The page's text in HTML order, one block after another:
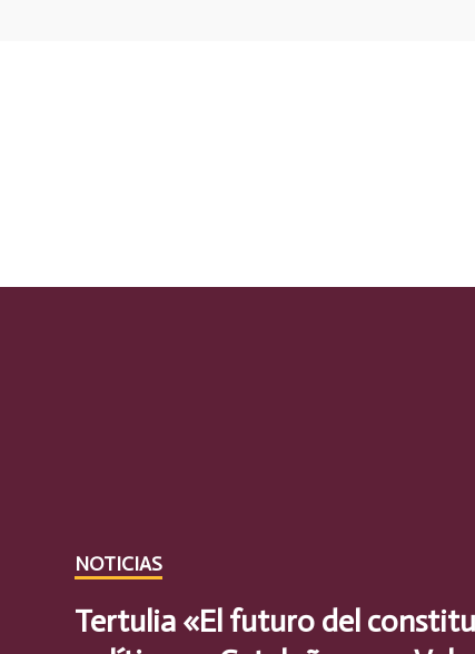
NOTICIAS
Tertulia «El futuro del